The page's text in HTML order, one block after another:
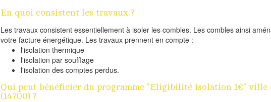
En quoi consistent les travaux ?
Les travaux consistent essentiellement à isoler les combles. Les combles ainsi
votre facture énergétique. Les travaux prennent en compte :
l'isolation thermique
l'isolation par soufflage
l'isolation des comptes perdus.
Qui peut bénéficier du programme "Eligibilité isolation 1€" ville
(14700) ?